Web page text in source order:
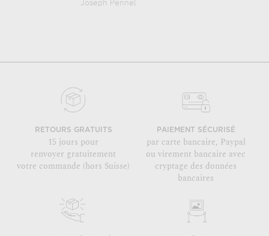
Joseph Pennel
RETOURS GRATUITS
15 jours pour
renvoyer gratuitement
votre commande (hors Suisse)
PAIEMENT SÉCURISÉ
par carte bancaire, Paypal
ou virement bancaire avec
cryptage des données
bancaires